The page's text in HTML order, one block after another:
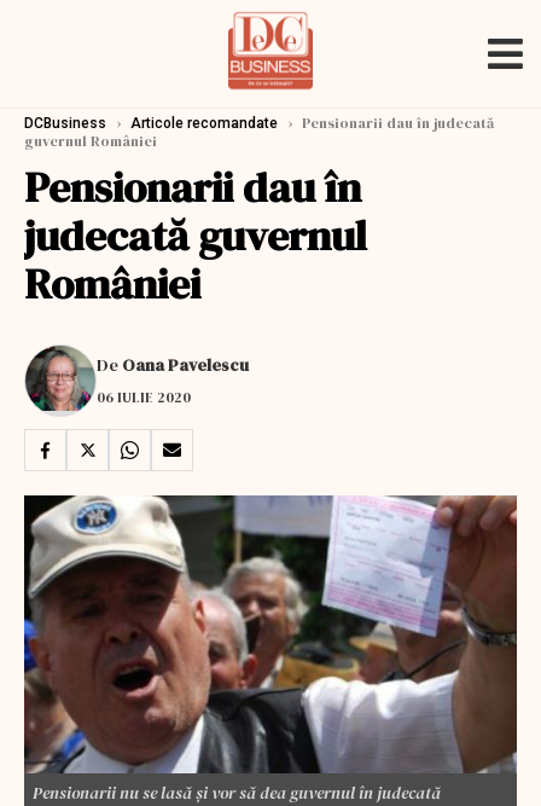
DCBusiness › Articole recomandate › Pensionarii dau în judecată
guvernul României
Pensionarii dau în
judecată guvernul
României
De Oana Pavelescu
06 IULIE 2020
Pensionarii nu se lasă și vor să dea guvernul în judecată